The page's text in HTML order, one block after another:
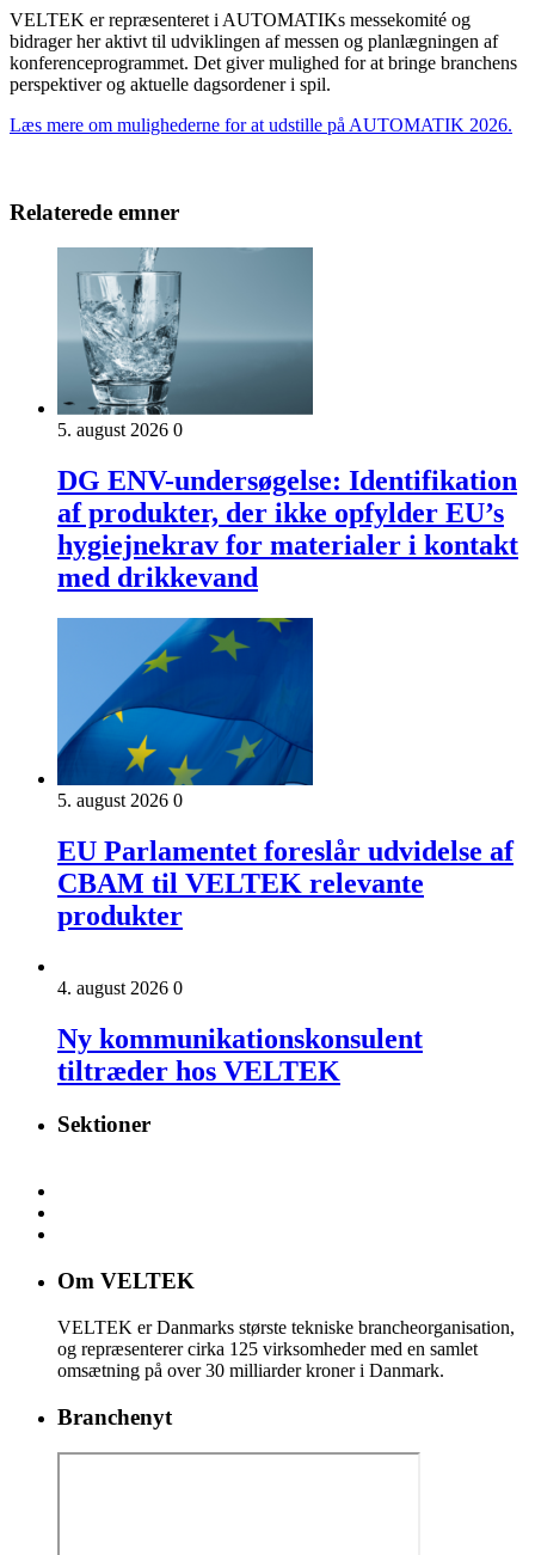
VELTEK er repræsenteret i AUTOMATIKs messekomité og
bidrager her aktivt til udviklingen af messen og planlægningen af
konferenceprogrammet. Det giver mulighed for at bringe branchens
perspektiver og aktuelle dagsordener i spil.
Læs mere om mulighederne for at udstille på AUTOMATIK 2026.
Relaterede emner
5. august 2026 0
DG ENV-undersøgelse: Identifikation
af produkter, der ikke opfylder EU’s
hygiejnekrav for materialer i kontakt
med drikkevand
5. august 2026 0
EU Parlamentet foreslår udvidelse af
CBAM til VELTEK relevante
produkter
4. august 2026 0
Ny kommunikationskonsulent
tiltræder hos VELTEK
Sektioner
Om VELTEK
VELTEK er Danmarks største tekniske brancheorganisation,
og repræsenterer cirka 125 virksomheder med en samlet
omsætning på over 30 milliarder kroner i Danmark.
Branchenyt